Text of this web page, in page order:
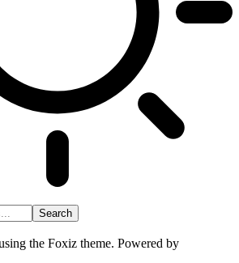
the Foxiz theme. Powered by